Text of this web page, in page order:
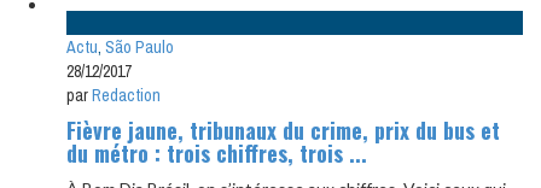
Actu, São Paulo
28/12/2017
parRedaction
Fièvre jaune, tribunaux du crime, prix du bus et
du métro : trois chiffres, trois ...